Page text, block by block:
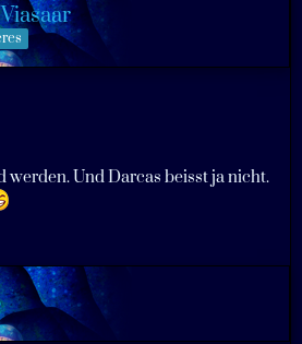
werden. Und Darcas beisst ja nicht.